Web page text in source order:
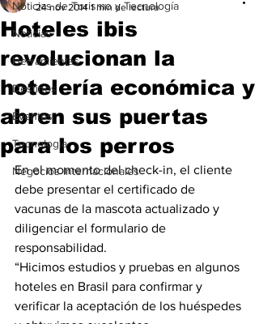
Noticias de Turismo y Tecnología
Noticias
Herramientas
Destinos
Eventos
Tecnología
Negocios Internacionales
Hoteles ibis
revolucionan la
hotelería económica y
abren sus puertas
para los perros
24 nov 2014 1 min de lectura
En el momento del check-in, el cliente
debe presentar el certificado de
vacunas de la mascota actualizado y
diligenciar el formulario de
responsabilidad.
“Hicimos estudios y pruebas en algunos
hoteles en Brasil para confirmar y
verificar la aceptación de los huéspedes